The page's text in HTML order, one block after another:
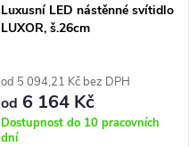
Luxusní LED nástěnné svítidlo
LUXOR, š.26cm
od 5 094,21 Kč bez DPH
od 6 164 Kč
Dostupnost do 10 pracovních
dní